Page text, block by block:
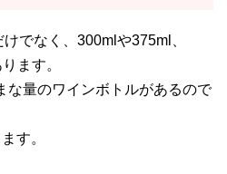
でなく、300mlや375ml、
ます。
な量のワインボトルがあるので
す。